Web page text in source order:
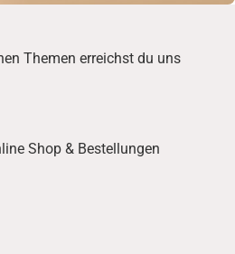
Themen erreichst du uns
Shop & Bestellungen